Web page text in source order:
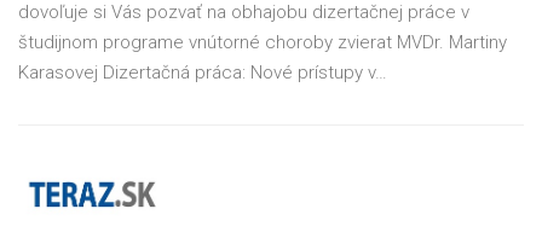
dovoľuje si Vás pozvať na obhajobu dizertačnej práce v
študijnom programe vnútorné choroby zvierat MVDr. Martiny
Karasovej Dizertačná práca: Nové prístupy v…